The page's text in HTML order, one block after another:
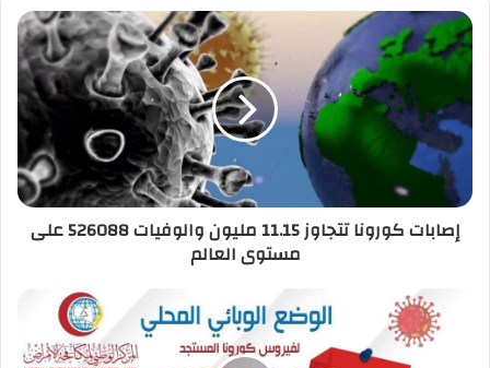
د
ك
ا
ل
ر
إصابات كورونا تتجاوز 11.15 مليون والوفيات 526088 على
مستوى العالم